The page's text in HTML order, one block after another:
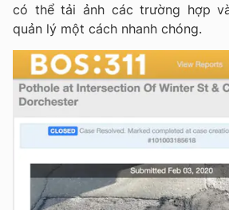
có thể tải ảnh các trường hợp
quản lý một cách nhanh chóng.